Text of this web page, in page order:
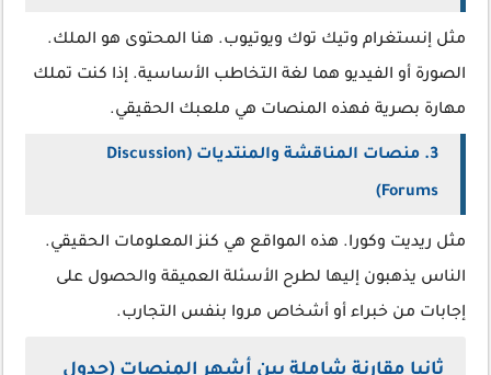
مثل إنستغرام وتيك توك ويوتيوب. هنا المحتوى هو الملك.
الصورة أو الفيديو هما لغة التخاطب الأساسية. إذا كنت تملك
مهارة بصرية فهذه المنصات هي ملعبك الحقيقي.
3. منصات المناقشة والمنتديات (Discussion
Forums)
مثل ريديت وكورا. هذه المواقع هي كنز المعلومات الحقيقي.
الناس يذهبون إليها لطرح الأسئلة العميقة والحصول على
إجابات من خبراء أو أشخاص مروا بنفس التجارب.
ثانيا مقارنة شاملة بين أشهر المنصات (جدول